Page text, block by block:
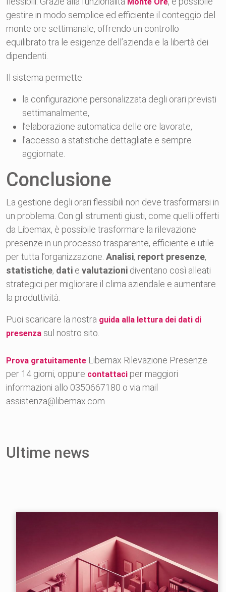
gestire in modo semplice ed efficiente il conteggio del
monte ore settimanale, offrendo un controllo
equilibrato tra le esigenze dell’azienda e la libertà dei
dipendenti.
Il sistema permette:
la configurazione personalizzata degli orari previsti
settimanalmente,
l’elaborazione automatica delle ore lavorate,
l’accesso a statistiche dettagliate e sempre
aggiornate.
Conclusione
La gestione degli orari flessibili non deve trasformarsi in
un problema. Con gli strumenti giusti, come quelli offerti
da Libemax, è possibile trasformare la rilevazione
presenze in un processo trasparente, efficiente e utile
per tutta l’organizzazione. Analisi, report presenze,
statistiche, dati e valutazioni diventano così alleati
strategici per migliorare il clima aziendale e aumentare
la produttività.
Puoi scaricare la nostra guida alla lettura dei dati di
presenza sul nostro sito.
Prova gratuitamente Libemax Rilevazione Presenze
per 14 giorni, oppure contattaci per maggiori
informazioni allo 0350667180 o via mail
assistenza@libemax.com
Ultime news